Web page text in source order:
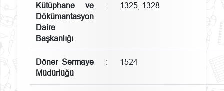
Kütüphane ve
Dökümantasyon
Daire
Başkanlığı
: 1325, 1328
Döner Sermaye
Müdürlüğü
: 1524